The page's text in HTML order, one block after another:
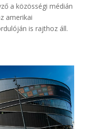
a közösségi médián
amerikai
is rajthoz áll.